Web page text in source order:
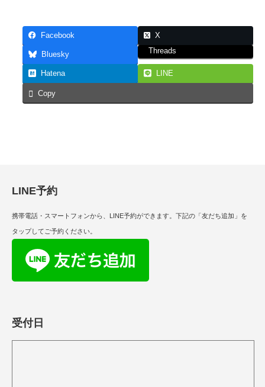
Facebook X
Bluesky Threads
Hatena LINE
Copy
LINE予約
携帯電話・スマートフォンから、LINE予約ができます。下記の「友だち追加」を
タップしてご予約ください。
受付日